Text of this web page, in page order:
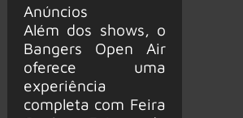
Anúncios
Além dos shows, o
Bangers Open Air
oferece uma
experiência
completa com Feira